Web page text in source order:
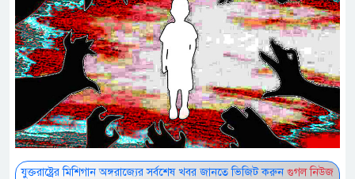
যুক্তরাষ্ট্রের মিশিগান অঙ্গরাজ্যের সর্বশেষ খবর জানতে ভিজিট করুন গুগল নিউজ